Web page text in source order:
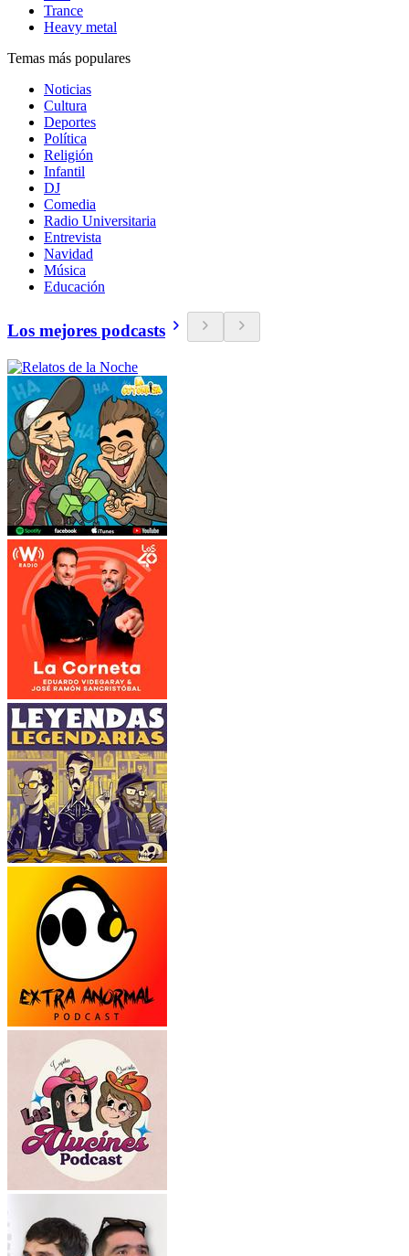
Trance
Heavy metal
Temas más populares
Noticias
Cultura
Deportes
Política
Religión
Infantil
DJ
Comedia
Radio Universitaria
Entrevista
Navidad
Música
Educación
Los mejores podcasts